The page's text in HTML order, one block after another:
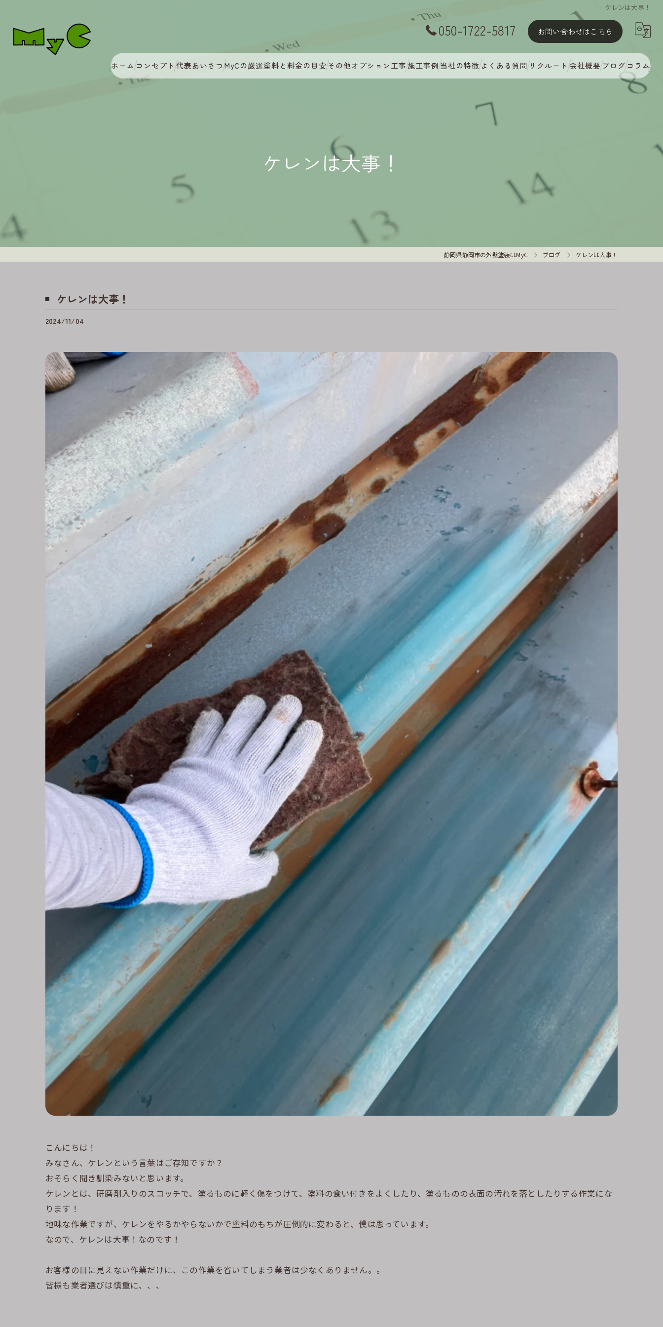
ケレンは大事！
050-1722-5817 お問い合わせはこちら
ホーム コンセプト 代表あいさつ MyCの厳選塗料と料金の目安その他オプション工事施工事例当社の特徴
アフターフォロー・定期点検
よくある質問リクルート 会社概要ブログコラム
ケレンは大事！
静岡県静岡市の外壁塗装はMyC ブログ ケレンは大事！
ケレンは大事！
2024/11/04
こんにちは！
みなさん、ケレンという言葉はご存知ですか？
おそらく聞き馴染みないと思います。
ケレンとは、研磨剤入りのスコッチで、塗るものに軽く傷をつけて、塗料の食い付きをよくしたり、塗るものの表面の汚れを落としたりする作業にな
ります！
地味な作業ですが、ケレンをやるかやらないかで塗料のもちが圧倒的に変わると、僕は思っています。
なので、ケレンは大事！なのです！
お客様の目に見えない作業だけに、この作業を省いてしまう業者は少なくありません。。
皆様も業者選びは慎重に、、、